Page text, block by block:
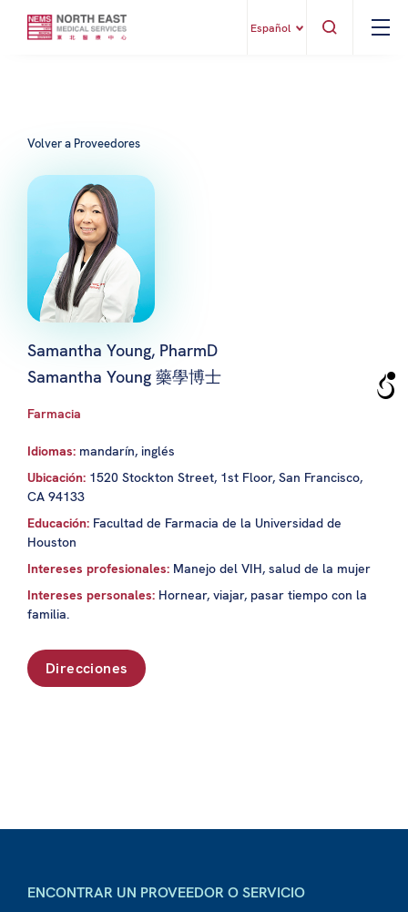
Español
Volver a Proveedores
Samantha Young, PharmD
Samantha Young 藥學博士
Farmacia
Idiomas: mandarín, inglés
Ubicación: 1520 Stockton Street, 1st Floor, San Francisco,
CA 94133
Educación: Facultad de Farmacia de la Universidad de
Houston
Intereses profesionales: Manejo del VIH, salud de la mujer
Intereses personales: Hornear, viajar, pasar tiempo con la
familia.
Direcciones
ENCONTRAR UN PROVEEDOR O SERVICIO